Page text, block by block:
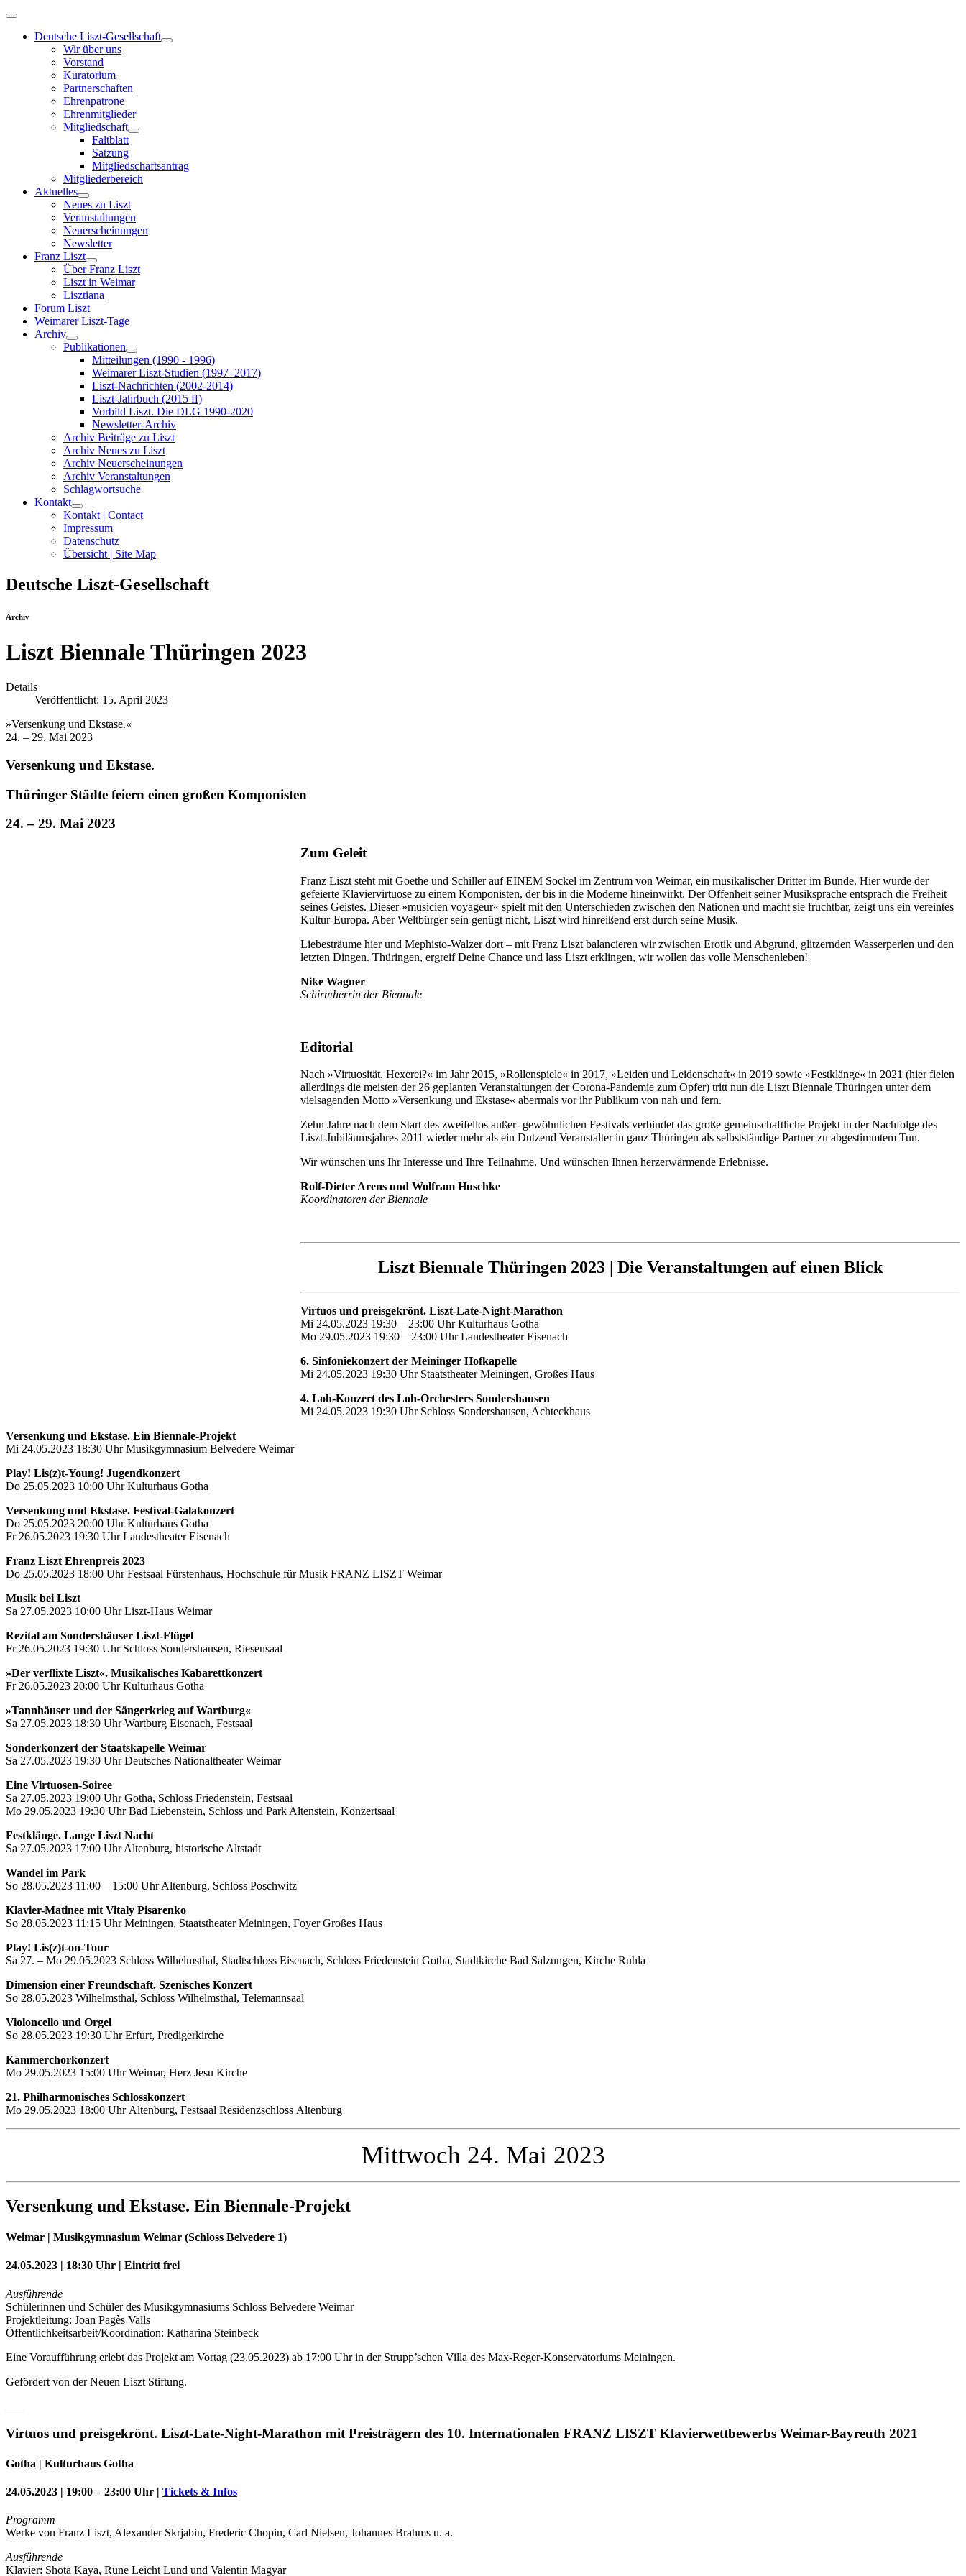
Deutsche Liszt-Gesellschaft
Wir über uns
Vorstand
Kuratorium
Partnerschaften
Ehrenpatrone
Ehrenmitglieder
Mitgliedschaft
Faltblatt
Satzung
Mitgliedschaftsantrag
Mitgliederbereich
Aktuelles
Neues zu Liszt
Veranstaltungen
Neuerscheinungen
Newsletter
Franz Liszt
Über Franz Liszt
Liszt in Weimar
Lisztiana
Forum Liszt
Weimarer Liszt-Tage
Archiv
Publikationen
Mitteilungen (1990 - 1996)
Weimarer Liszt-Studien (1997–2017)
Liszt-Nachrichten (2002-2014)
Liszt-Jahrbuch (2015 ff)
Vorbild Liszt. Die DLG 1990-2020
Newsletter-Archiv
Archiv Beiträge zu Liszt
Archiv Neues zu Liszt
Archiv Neuerscheinungen
Archiv Veranstaltungen
Schlagwortsuche
Kontakt
Kontakt | Contact
Impressum
Datenschutz
Übersicht | Site Map
Deutsche Liszt-Gesellschaft
Archiv
Liszt Biennale Thüringen 2023
Details
Veröffentlicht: 15. April 2023
»Versenkung und Ekstase.«
24. – 29. Mai 2023
Versenkung und Ekstase.
Thüringer Städte feiern einen großen Komponisten
24. – 29. Mai 2023
Zum Geleit
Franz Liszt steht mit Goethe und Schiller auf EINEM Sockel im Zentrum von Weimar, ein musikalischer Dritter im Bunde. Hier wurde der
gefeierte Klaviervirtuose zu einem Komponisten, der bis in die Moderne hineinwirkt. Der Offenheit seiner Musiksprache entsprach die Freiheit
seines Geistes. Dieser »musicien voyageur« spielt mit den Unterschieden zwischen den Nationen und macht sie fruchtbar, zeigt uns ein vereintes
Kultur-Europa. Aber Weltbürger sein genügt nicht, Liszt wird hinreißend erst durch seine Musik.
Liebesträume hier und Mephisto-Walzer dort – mit Franz Liszt balancieren wir zwischen Erotik und Abgrund, glitzernden Wasserperlen und den
letzten Dingen. Thüringen, ergreif Deine Chance und lass Liszt erklingen, wir wollen das volle Menschenleben!
Nike Wagner
Schirmherrin der Biennale
Editorial
Nach »Virtuosität. Hexerei?« im Jahr 2015, »Rollenspiele« in 2017, »Leiden und Leidenschaft« in 2019 sowie »Festklänge« in 2021 (hier fielen
allerdings die meisten der 26 geplanten Veranstaltungen der Corona-Pandemie zum Opfer) tritt nun die Liszt Biennale Thüringen unter dem
vielsagenden Motto »Versenkung und Ekstase« abermals vor ihr Publikum von nah und fern.
Zehn Jahre nach dem Start des zweifellos außer- gewöhnlichen Festivals verbindet das große gemeinschaftliche Projekt in der Nachfolge des
Liszt-Jubiläumsjahres 2011 wieder mehr als ein Dutzend Veranstalter in ganz Thüringen als selbstständige Partner zu abgestimmtem Tun.
Wir wünschen uns Ihr Interesse und Ihre Teilnahme. Und wünschen Ihnen herzerwärmende Erlebnisse.
Rolf-Dieter Arens und Wolfram Huschke
Koordinatoren der Biennale
Liszt Biennale Thüringen 2023 | Die Veranstaltungen auf einen Blick
Virtuos und preisgekrönt. Liszt-Late-Night-Marathon
Mi 24.05.2023 19:30 – 23:00 Uhr Kulturhaus Gotha
Mo 29.05.2023 19:30 – 23:00 Uhr Landestheater Eisenach
6. Sinfoniekonzert der Meininger Hofkapelle
Mi 24.05.2023 19:30 Uhr Staatstheater Meiningen, Großes Haus
4. Loh-Konzert des Loh-Orchesters Sondershausen
Mi 24.05.2023 19:30 Uhr Schloss Sondershausen, Achteckhaus
Versenkung und Ekstase. Ein Biennale-Projekt
Mi 24.05.2023 18:30 Uhr Musikgymnasium Belvedere Weimar
Play! Lis(z)t-Young! Jugendkonzert
Do 25.05.2023 10:00 Uhr Kulturhaus Gotha
Versenkung und Ekstase. Festival-Galakonzert
Do 25.05.2023 20:00 Uhr Kulturhaus Gotha
Fr 26.05.2023 19:30 Uhr Landestheater Eisenach
Franz Liszt Ehrenpreis 2023
Do 25.05.2023 18:00 Uhr Festsaal Fürstenhaus, Hochschule für Musik FRANZ LISZT Weimar
Musik bei Liszt
Sa 27.05.2023 10:00 Uhr Liszt-Haus Weimar
Rezital am Sondershäuser Liszt-Flügel
Fr 26.05.2023 19:30 Uhr Schloss Sondershausen, Riesensaal
»Der verflixte Liszt«. Musikalisches Kabarettkonzert
Fr 26.05.2023 20:00 Uhr Kulturhaus Gotha
»Tannhäuser und der Sängerkrieg auf Wartburg«
Sa 27.05.2023 18:30 Uhr Wartburg Eisenach, Festsaal
Sonderkonzert der Staatskapelle Weimar
Sa 27.05.2023 19:30 Uhr Deutsches Nationaltheater Weimar
Eine Virtuosen-Soiree
Sa 27.05.2023 19:00 Uhr Gotha, Schloss Friedenstein, Festsaal
Mo 29.05.2023 19:30 Uhr Bad Liebenstein, Schloss und Park Altenstein, Konzertsaal
Festklänge. Lange Liszt Nacht
Sa 27.05.2023 17:00 Uhr Altenburg, historische Altstadt
Wandel im Park
So 28.05.2023 11:00 – 15:00 Uhr Altenburg, Schloss Poschwitz
Klavier-Matinee mit Vitaly Pisarenko
So 28.05.2023 11:15 Uhr Meiningen, Staatstheater Meiningen, Foyer Großes Haus
Play! Lis(z)t-on-Tour
Sa 27. – Mo 29.05.2023 Schloss Wilhelmsthal, Stadtschloss Eisenach, Schloss Friedenstein Gotha, Stadtkirche Bad Salzungen, Kirche Ruhla
Dimension einer Freundschaft. Szenisches Konzert
So 28.05.2023 Wilhelmsthal, Schloss Wilhelmsthal, Telemannsaal
Violoncello und Orgel
So 28.05.2023 19:30 Uhr Erfurt, Predigerkirche
Kammerchorkonzert
Mo 29.05.2023 15:00 Uhr Weimar, Herz Jesu Kirche
21. Philharmonisches Schlosskonzert
Mo 29.05.2023 18:00 Uhr Altenburg, Festsaal Residenzschloss Altenburg
Mittwoch 24. Mai 2023
Versenkung und Ekstase. Ein Biennale-Projekt
Weimar | Musikgymnasium Weimar (Schloss Belvedere 1)
24.05.2023 | 18:30 Uhr | Eintritt frei
Ausführende
Schülerinnen und Schüler des Musikgymnasiums Schloss Belvedere Weimar
Projektleitung: Joan Pagès Valls
Öffentlichkeitsarbeit/Koordination: Katharina Steinbeck
Eine Voraufführung erlebt das Projekt am Vortag (23.05.2023) ab 17:00 Uhr in der Strupp’schen Villa des Max-Reger-Konservatoriums Meiningen.
Gefördert von der Neuen Liszt Stiftung.
Virtuos und preisgekrönt. Liszt-Late-Night-Marathon mit Preisträgern des 10. Internationalen FRANZ LISZT Klavierwettbewerbs Weimar-Bayreuth 2021
Gotha | Kulturhaus Gotha
24.05.2023 | 19:00 – 23:00 Uhr | Tickets & Infos
Programm
Werke von Franz Liszt, Alexander Skrjabin, Frederic Chopin, Carl Nielsen, Johannes Brahms u. a.
Ausführende
Klavier: Shota Kaya, Rune Leicht Lund und Valentin Magyar